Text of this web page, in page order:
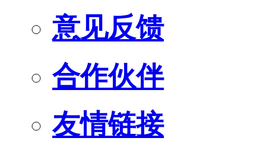
意见反馈
合作伙伴
友情链接